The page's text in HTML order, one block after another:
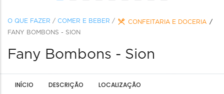
O QUE FAZER / COMER E BEBER /
CONFEITARIA E DOCERIA
FANY BOMBONS - SION
Fany Bombons - Sion
INÍCIO DESCRIÇÃO LOCALIZAÇÃO